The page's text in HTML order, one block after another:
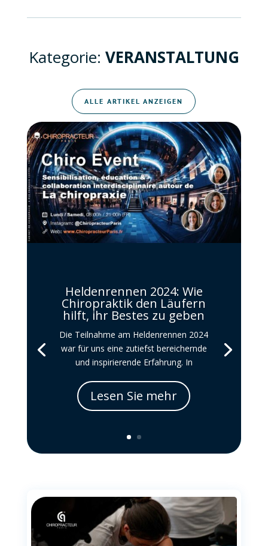
Kategorie: VERANSTALTUNG
ALLE ARTIKEL ANZEIGEN
Heldenrennen 2024: Wie
Chiropraktik den Läufern
hilft, ihr Bestes zu geben
Die Teilnahme am Heldenrennen 2024
war für uns eine zutiefst bereichernde
und inspirierende Erfahrung. In
Lesen Sie mehr